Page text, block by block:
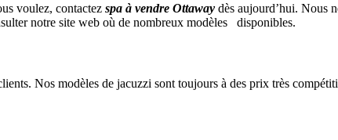
voulez, contactez spa à vendre Ottaway dès aujourd’hui. Nous
notre site web où de nombreux modèles disponibles.
Nos modèles de jacuzzi sont toujours à des prix très